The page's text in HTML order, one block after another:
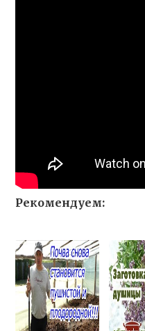
Рекомендуем: